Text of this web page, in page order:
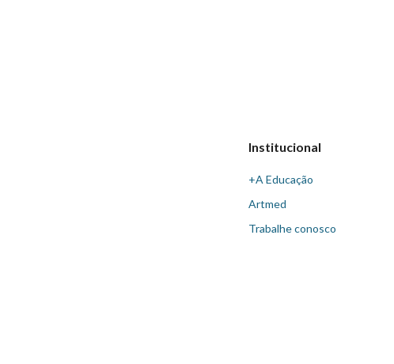
Institucional
+A Educação
Artmed
Trabalhe conosco